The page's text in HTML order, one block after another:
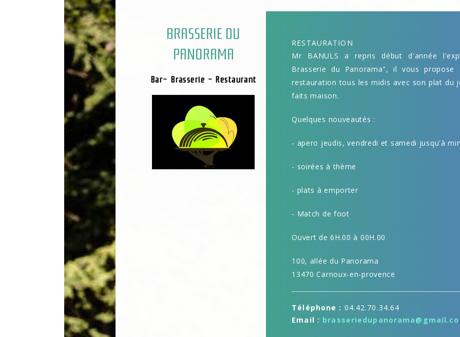
BRASSERIE DU
PANORAMA
Bar- Brasserie - Restaurant
RESTAURATION
Mr BANULS a repris début d'année
Brasserie du Panorama", il vous propose
restauration tous les midis avec son plat du
faits maison.
Quelques nouveautés :
- apero jeudis, vendredi et samedi jusqu'à
- soirées à thème
- plats à emporter
- Match de foot
Ouvert de 6H.00 à 00H.00
100, allée du Panorama
13470 Carnoux-en-provence
Téléphone : 04.42.70.34.64
Email :